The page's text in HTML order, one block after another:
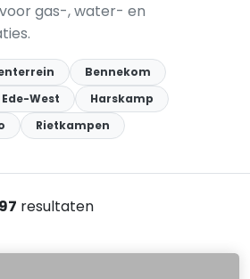
gas-, water- en
Bennekom
Ede-West
Harskamp
Rietkampen
resultaten